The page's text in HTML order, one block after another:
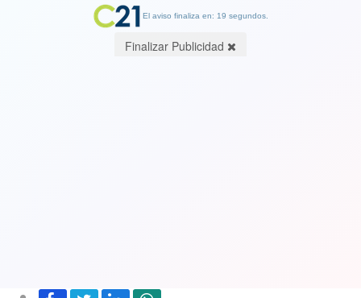
El aviso finaliza en: 19 segundos.
Finalizar Publicidad